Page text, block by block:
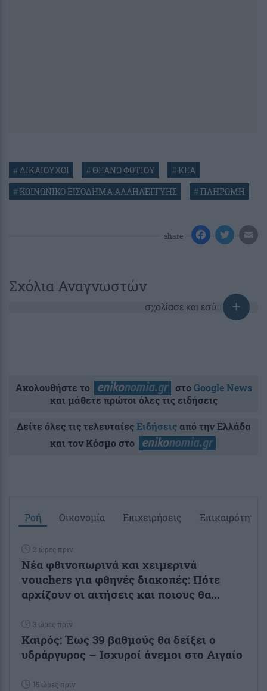
#ΔΙΚΑΙΟΥΧΟΙ #ΘΕΑΝΩ ΦΩΤΙΟΥ #ΚΕΑ
#ΚΟΙΝΩΝΙΚΟ ΕΙΣΟΔΗΜΑ ΑΛΛΗΛΕΓΓΥΗΣ #ΠΛΗΡΩΜΗ
share
Σχόλια Αναγνωστών
σχολίασε και εσύ
Ακολουθήστε το στοGoogle News
και μάθετε πρώτοι όλες τις ειδήσεις
Δείτε όλες τις τελευταίεςΕιδήσειςαπό την Ελλάδα
και τον Κόσμο στο
Ροή Οικονομία Επιχειρήσεις Επικαιρότητα
2 ώρες πριν
Νέα φθινοπωρινά και χειμερινά
vouchers για φθηνές διακοπές: Πότε
αρχίζουν οι αιτήσεις και ποιους θα...
3 ώρες πριν
Καιρός: Έως 39 βαθμούς θα δείξει ο
υδράργυρος – Ισχυροί άνεμοι στο Αιγαίο
15 ώρες πριν